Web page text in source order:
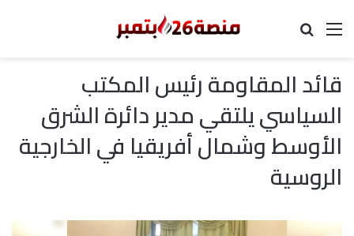
القائمة
قائد المقاومة رئيس المكتب
السياسي يلتقي مدير دائرة الشرق
الأوسط وشمال أفريقيا في الخارجية
الروسية